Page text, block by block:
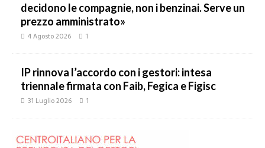
decidono le compagnie, non i benzinai. Serve un
prezzo amministrato»
4 Agosto 2026 1
IP rinnova l’accordo con i gestori: intesa
triennale firmata con Faib, Fegica e Figisc
31 Luglio 2026 1